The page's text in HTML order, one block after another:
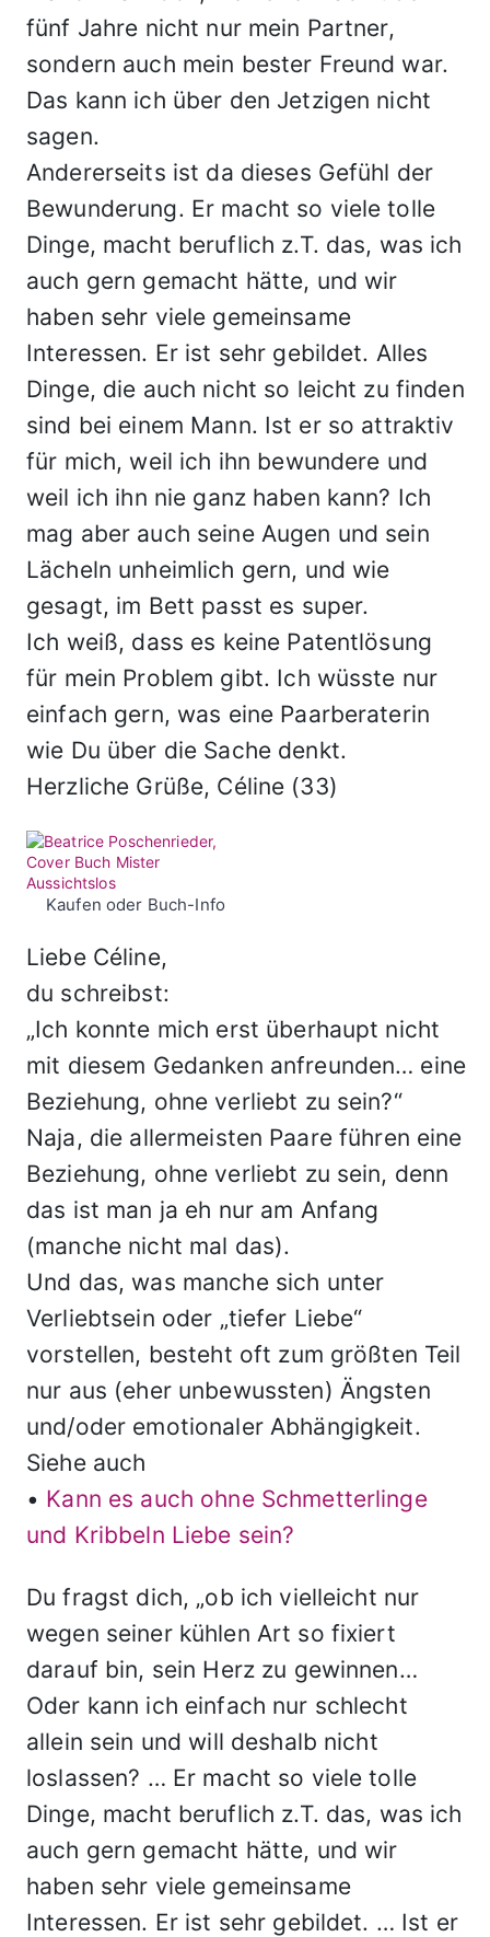
fünf Jahre nicht nur mein Partner,
sondern auch mein bester Freund war.
Das kann ich über den Jetzigen nicht
sagen.
Andererseits ist da dieses Gefühl der
Bewunderung. Er macht so viele tolle
Dinge, macht beruflich z.T. das, was ich
auch gern gemacht hätte, und wir
haben sehr viele gemeinsame
Interessen. Er ist sehr gebildet. Alles
Dinge, die auch nicht so leicht zu finden
sind bei einem Mann. Ist er so attraktiv
für mich, weil ich ihn bewundere und
weil ich ihn nie ganz haben kann? Ich
mag aber auch seine Augen und sein
Lächeln unheimlich gern, und wie
gesagt, im Bett passt es super.
Ich weiß, dass es keine Patentlösung
für mein Problem gibt. Ich wüsste nur
einfach gern, was eine Paarberaterin
wie Du über die Sache denkt.
Herzliche Grüße, Céline (33)
Kaufen oder Buch-Info
Liebe Céline,
du schreibst:
„Ich konnte mich erst überhaupt nicht
mit diesem Gedanken anfreunden… eine
Beziehung, ohne verliebt zu sein?“
Naja, die allermeisten Paare führen eine
Beziehung, ohne verliebt zu sein, denn
das ist man ja eh nur am Anfang
(manche nicht mal das).
Und das, was manche sich unter
Verliebtsein oder „tiefer Liebe“
vorstellen, besteht oft zum größten Teil
nur aus (eher unbewussten) Ängsten
und/oder emotionaler Abhängigkeit.
Siehe auch
• Kann es auch ohne Schmetterlinge
und Kribbeln Liebe sein?
Du fragst dich, „ob ich vielleicht nur
wegen seiner kühlen Art so fixiert
darauf bin, sein Herz zu gewinnen…
Oder kann ich einfach nur schlecht
allein sein und will deshalb nicht
loslassen? … Er macht so viele tolle
Dinge, macht beruflich z.T. das, was ich
auch gern gemacht hätte, und wir
haben sehr viele gemeinsame
Interessen. Er ist sehr gebildet. … Ist er